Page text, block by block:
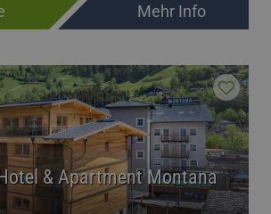
Mehr Info
& Apartment Montana